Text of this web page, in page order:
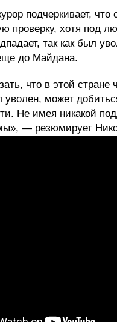
подчеркивает, что
проверку, хотя под
так как был
до Майдана.
что в этой стране
уволен, может
Не имея никакой
— резюмирует